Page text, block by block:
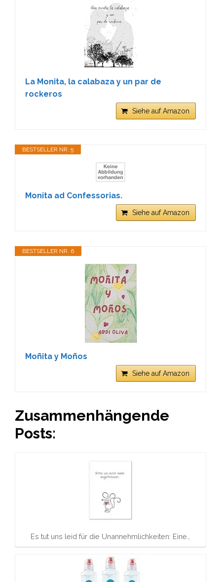
La Monita, la calabaza y un par de
rockeros
Siehe auf Amazon
BESTSELLER NR. 5
Monita ad Confessorias.
Siehe auf Amazon
BESTSELLER NR. 6
Moñita y Moños
Siehe auf Amazon
Zusammenhängende
Posts:
Es tut uns leid für die Unannehmlichkeiten: Eine…